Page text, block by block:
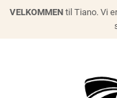
VELKOMMENtil Tiano. Vi